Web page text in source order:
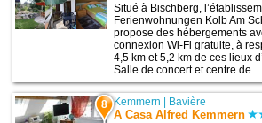
Situé à Bischberg,
Ferienwohnungen Kolb Am
propose des hébergements
connexion Wi-Fi gratuite, à
4,5 km et 5,2 km de ces lieux
Salle de concert et centre de ...
8 Kemmern Bavière
A Casa Alfred Kemmern